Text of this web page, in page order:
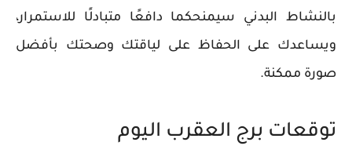
بالنشاط البدني سيمنحكما دافعًا متبادلًا للاستمرار،
ويساعدك على الحفاظ على لياقتك وصحتك بأفضل
صورة ممكنة.
توقعات برج العقرب اليوم